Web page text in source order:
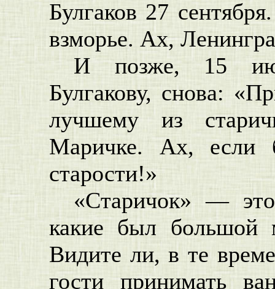
Булгаков 27
взморье. Ах,
И позже, 15
Булгакову, снова:
лучшему из
Маричке. Ах, если
старости!»
«Старичок» —
какие был большой
Видите ли, в те
гости принимать